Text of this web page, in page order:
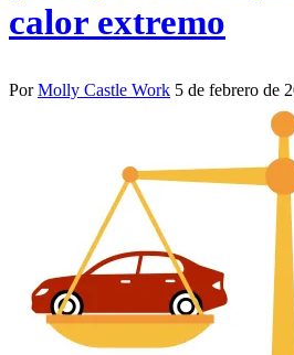
calor extremo
PorMolly Castle Work 5 de febrero de